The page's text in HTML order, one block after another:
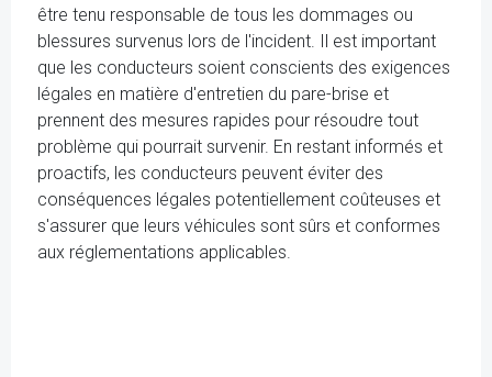
être tenu responsable de tous les dommages ou
blessures survenus lors de l'incident. Il est important
que les conducteurs soient conscients des exigences
légales en matière d'entretien du pare-brise et
prennent des mesures rapides pour résoudre tout
problème qui pourrait survenir. En restant informés et
proactifs, les conducteurs peuvent éviter des
conséquences légales potentiellement coûteuses et
s'assurer que leurs véhicules sont sûrs et conformes
aux réglementations applicables.